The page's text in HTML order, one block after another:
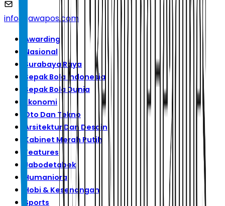
info@jawapos.com
Awarding
Nasional
Surabaya Raya
Sepak Bola Indonesia
Sepak Bola Dunia
Ekonomi
Oto Dan Tekno
Arsitektur Dan Desain
Kabinet Merah Putih
Features
Jabodetabek
Humaniora
Hobi & Kesenangan
Sports